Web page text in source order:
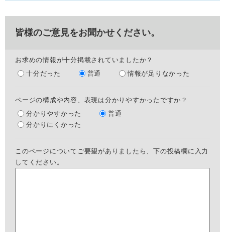
皆様のご意見をお聞かせください。
お求めの情報が十分掲載されていましたか？
十分だった
普通 情報が足りなかった
ページの構成や内容、表現は分かりやすかったですか？
分かりやすかった
普通
分かりにくかった
このページについてご要望がありましたら、下の投稿欄に入力
してください。